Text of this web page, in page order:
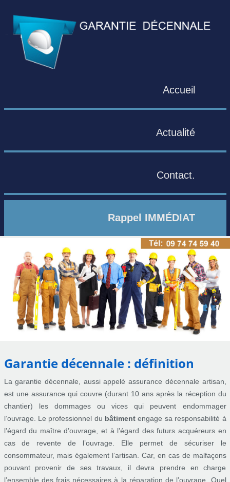
Accueil
Actualité
Contact.
Rappel IMMÉDIAT
Garantie décennale : définition
La garantie décennale, aussi appelé assurance décennale artisan,
est une assurance qui couvre (durant 10 ans après la réception du
chantier) les dommages ou vices qui peuvent endommager
l’ouvrage. Le professionnel du bâtiment engage sa responsabilité à
l’égard du maître d’ouvrage, et à l’égard des futurs acquéreurs en
cas de revente de l’ouvrage. Elle permet de sécuriser le
consommateur, mais également l’artisan. Car, en cas de malfaçons
pouvant provenir de ses travaux, il devra prendre en charge
l’ensemble des frais nécessaires à la réparation de l’ouvrage. Quel